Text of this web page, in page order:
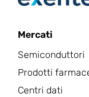
Mercati
Semiconduttori
Prodotti
Centri dati